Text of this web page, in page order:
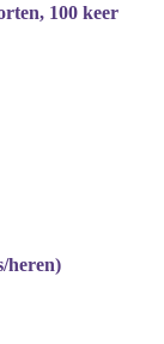
100 keer
heren)